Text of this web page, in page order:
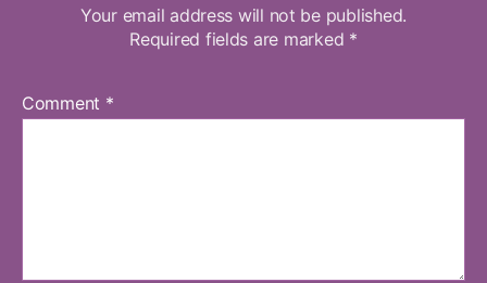
Your email address will not be published.
Required fields are marked *
Comment *